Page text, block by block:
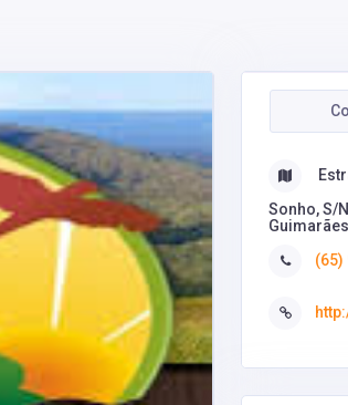
Sonho, S/
Guimarães
(65)